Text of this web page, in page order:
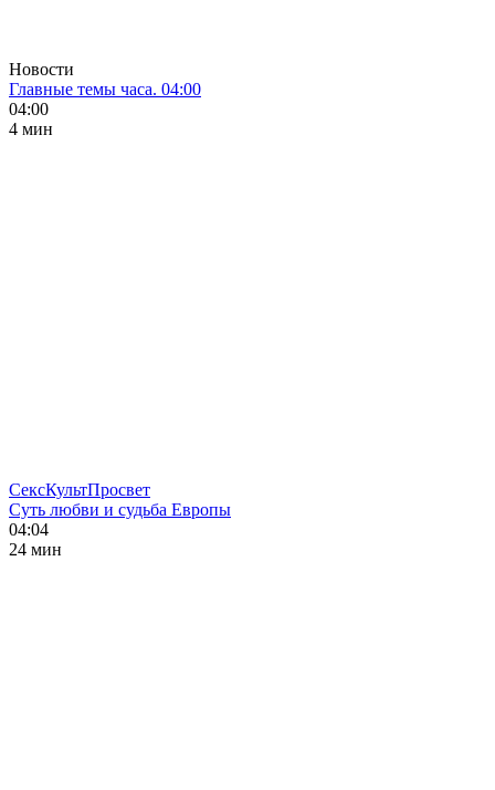
Новости
Главные темы часа. 04:00
04:00
4 мин
СексКультПросвет
Суть любви и судьба Европы
04:04
24 мин